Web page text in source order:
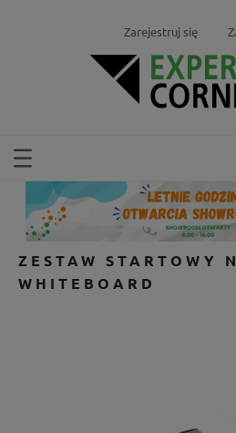
Zarejestruj się
ZESTAW STARTOWY
WHITEBOARD